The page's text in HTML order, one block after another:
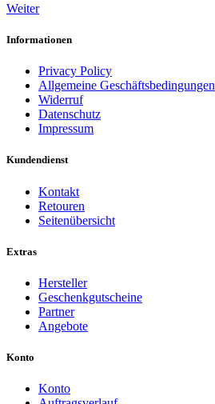
Weiter
Informationen
Privacy Policy
Allgemeine Geschäftsbedingungen
Widerruf
Datenschutz
Impressum
Kundendienst
Kontakt
Retouren
Seitenübersicht
Extras
Hersteller
Geschenkgutscheine
Partner
Angebote
Konto
Konto